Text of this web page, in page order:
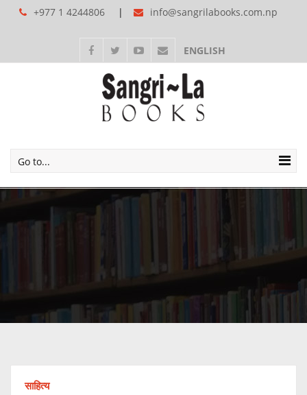
+977 1 4244806 info@sangrilabooks.com.np
ENGLISH
Go to...
साहित्य